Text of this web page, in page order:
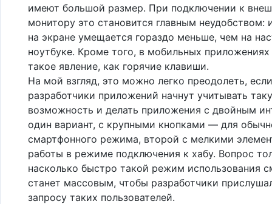
имеют большой размер. При подключении к
монитору это становится главным неудобством:
на экране умещается гораздо меньше, чем на
ноутбуке. Кроме того, в мобильных приложениях
такое явление, как горячие клавиши.
На мой взгляд, это можно легко преодолеть, если
разработчики приложений начнут учитывать
возможность и делать приложения с двойным
один вариант, с крупными кнопками — для
смартфонного режима, второй с мелкими
работы в режиме подключения к хабу. Вопрос
насколько быстро такой режим использования
станет массовым, чтобы разработчики
запросу таких пользователей.